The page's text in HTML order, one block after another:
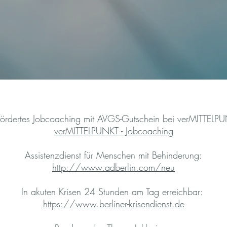
Jobcoaching mit AVGS-Gutschein bei
verMITTELPUNKT - Jobcoaching
Assistenzdienst für Menschen mit Behinderung:
http://www.adberlin.com/neu
In akuten Krisen 24 Stunden am Tag erreichbar:
https://www.berliner-krisendienst.de